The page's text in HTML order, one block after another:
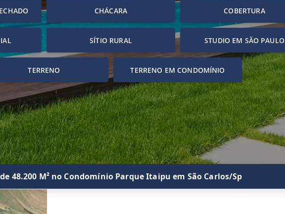
CHÁCARA COBERTURA
SÍTIO RURAL STUDIO EM SÃO PAULO
TERRENO TERRENO EM CONDOMÍNIO
48.200 M² no Condomínio Parque Itaipu em São Carlos/Sp